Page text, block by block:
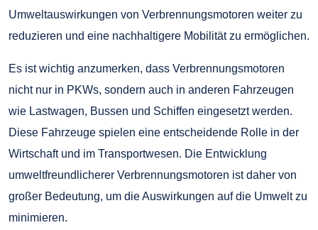
Umweltauswirkungen von Verbrennungsmotoren weiter zu
reduzieren und eine nachhaltigere Mobilität zu ermöglichen.
Es ist wichtig anzumerken, dass Verbrennungsmotoren
nicht nur in PKWs, sondern auch in anderen Fahrzeugen
wie Lastwagen, Bussen und Schiffen eingesetzt werden.
Diese Fahrzeuge spielen eine entscheidende Rolle in der
Wirtschaft und im Transportwesen. Die Entwicklung
umweltfreundlicherer Verbrennungsmotoren ist daher von
großer Bedeutung, um die Auswirkungen auf die Umwelt zu
minimieren.